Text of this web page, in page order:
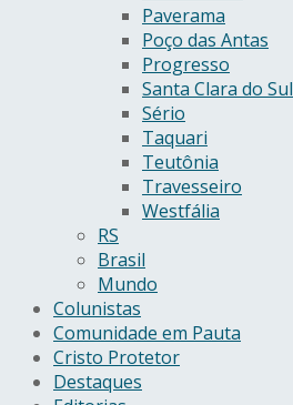
Paverama
Poço das Antas
Progresso
Santa Clara do Sul
Sério
Taquari
Teutônia
Travesseiro
Westfália
RS
Brasil
Mundo
Colunistas
Comunidade em Pauta
Cristo Protetor
Destaques